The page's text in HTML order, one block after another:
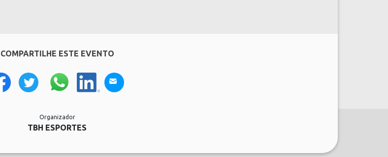
COMPARTILHE ESTE EVENTO
Organizador
TBH ESPORTES